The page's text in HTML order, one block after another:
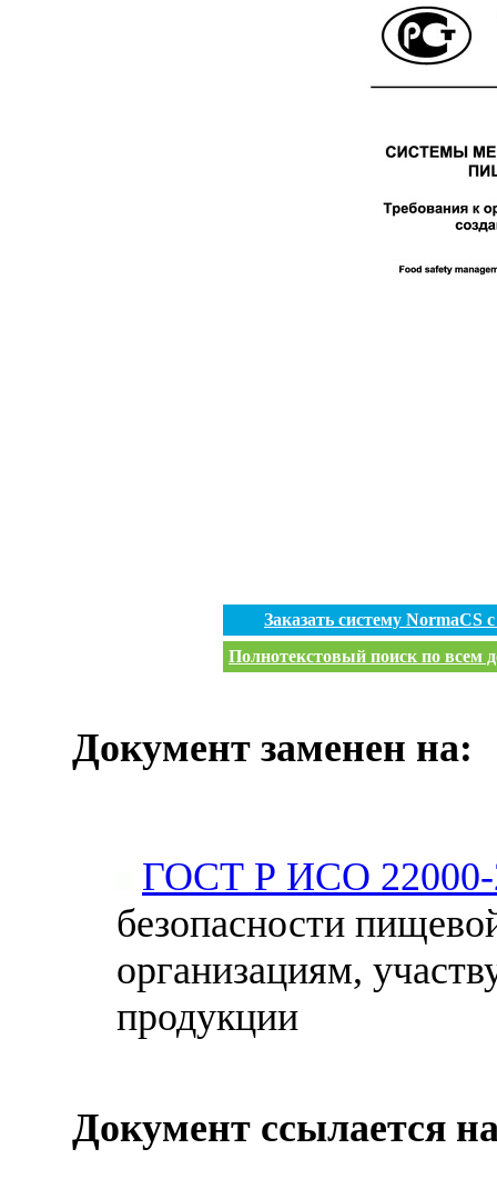
Заказать систему
Полнотекстовый поиск по всем
Документ заменен на:
ГОСТ Р ИСО 22000-
безопасности
организациям,
продукции
Документ ссылается